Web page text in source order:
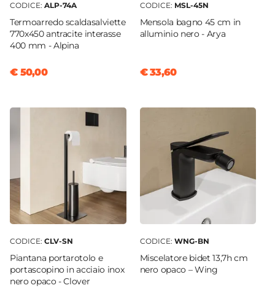
Applique
Non inclusa
CODICE: ALP-74A
Termoarredo scaldasalviette
770x450 antracite interasse
400 mm - Alpina
€ 50,00
CODICE: MSL-45N
Mensola bagno 45 cm in
alluminio nero - Arya
€ 33,60
CODICE: CLV-SN
Piantana portarotolo e
portascopino in acciaio inox
nero opaco - Clover
CODICE: WNG-BN
Miscelatore bidet 13,7h cm
nero opaco – Wing